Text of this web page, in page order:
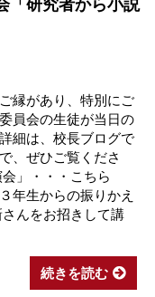
「研究者から小説
縁があり、特別にご
員会の生徒が当日の
細は、校長ブログで
、ぜひご覧くださ
」・・・こちら
年生からの振りかえ
んをお招きして講
続きを読む